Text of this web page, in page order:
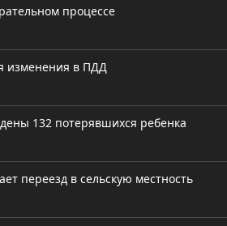
процессе
изменения в ПДД
132 потерявшихся ребенка
переезд в сельскую местность